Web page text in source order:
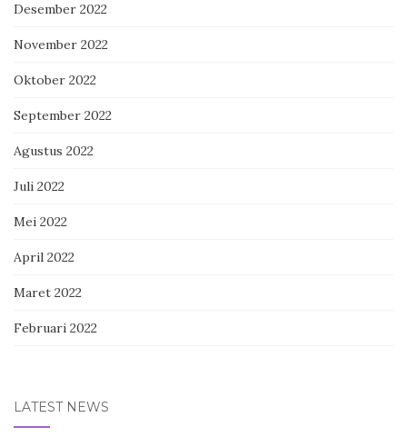
Desember 2022
November 2022
Oktober 2022
September 2022
Agustus 2022
Juli 2022
Mei 2022
April 2022
Maret 2022
Februari 2022
LATEST NEWS